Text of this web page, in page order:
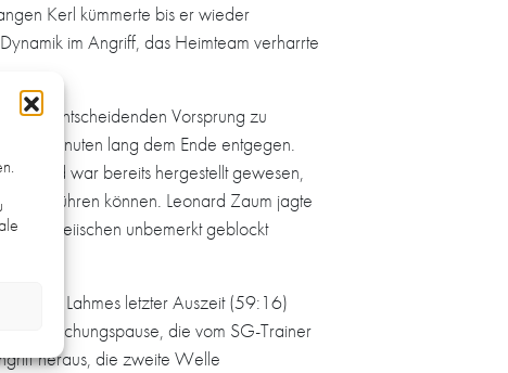
Kerl kümmerte bis er wieder
im Angriff, das Heimteam verharrte
vorentscheidenden Vorsprung zu
30 Minuten lang dem Ende entgegen.
war bereits hergestellt gewesen,
können. Leonard Zaum jagte
Unparteiischen unbemerkt geblockt
vorbei. Lahmes letzter Auszeit (59:16)
Besprechungspause, die vom SG-Trainer
heraus, die zweite Welle